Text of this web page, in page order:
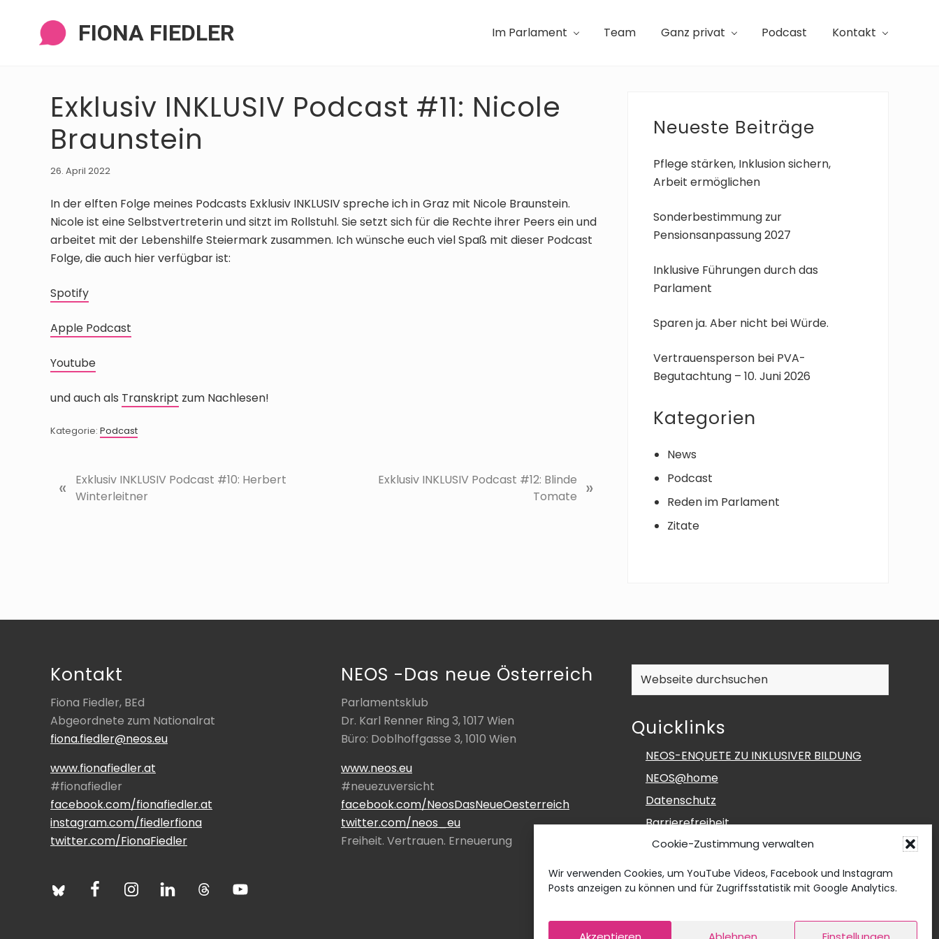
Cookie-Zustimmung verwalten
Wir verwenden Cookies, um YouTube Videos, Facebook und Instagram
Posts anzeigen zu können und für Zugriffsstatistik mit Google Analytics.
Navigation
springen
springen
Seitenspalte
springen
Fußzeile
springen
FIONA FIEDLER Im Parlament Team Ganz privat Podcast Kontakt
Exklusiv INKLUSIV Podcast #11: Nicole
Braunstein
26. April 2022
In der elften Folge meines Podcasts Exklusiv INKLUSIV spreche ich in Graz mit Nicole Braunstein.
Nicole ist eine Selbstvertreterin und sitzt im Rollstuhl. Sie setzt sich für die Rechte ihrer Peers ein und
arbeitet mit der Lebenshilfe Steiermark zusammen. Ich wünsche euch viel Spaß mit dieser Podcast
Folge, die auch hier verfügbar ist:
Spotify
Apple Podcast
Youtube
und auch als Transkript zum Nachlesen!
Kategorie: Podcast
o
i
t
a
g
:
«
Exklusiv INKLUSIV Podcast #10: Herbert
Winterleitner
r
a
g
Exklusiv INKLUSIV Podcast #12: Blinde
Tomate
»
Seitenspalte
Neueste Beiträge
Pflege stärken, Inklusion sichern,
Arbeit ermöglichen
Sonderbestimmung zur
Pensionsanpassung 2027
Inklusive Führungen durch das
Parlament
Sparen ja. Aber nicht bei Würde.
Vertrauensperson bei PVA-
Begutachtung – 10. Juni 2026
Kategorien
News
Podcast
Reden im Parlament
Zitate
Kontakt
Fiona Fiedler, BEd
Abgeordnete zum Nationalrat
fiona.fiedler@neos.eu
www.fionafiedler.at
#fionafiedler
facebook.com/fionafiedler.at
instagram.com/fiedlerfiona
twitter.com/FionaFiedler
NEOS -Das neue Österreich
Parlamentsklub
Dr. Karl Renner Ring 3, 1017 Wien
Büro: Doblhoffgasse 3, 1010 Wien
www.neos.eu
#neuezuversicht
facebook.com/NeosDasNeueOesterreich
twitter.com/neos_eu
Freiheit. Vertrauen. Erneuerung
Webseite
Quicklinks
NEOS-ENQUETE ZU INKLUSIVER BILDUNG
NEOS@home
Datenschutz
Barrierefreiheit
Impressum
Social Media Impressum
Cookie-Richtlinie (EU)